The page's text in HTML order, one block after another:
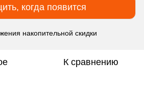
когда появится
накопительной скидки
К сравнению